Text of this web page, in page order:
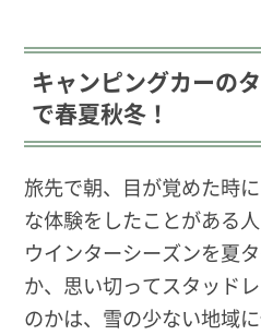
キャンピングカーの
で春夏秋冬！
旅先で朝、目が覚めた時
な体験をしたことがある
ウインターシーズンを夏
か、思い切ってスタッド
のかは、雪の少ない地域